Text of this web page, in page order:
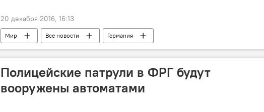
20 декабря 2016, 16:13
Мир Все новости Германия
Полицейские патрули в ФРГ будут
вооружены автоматами